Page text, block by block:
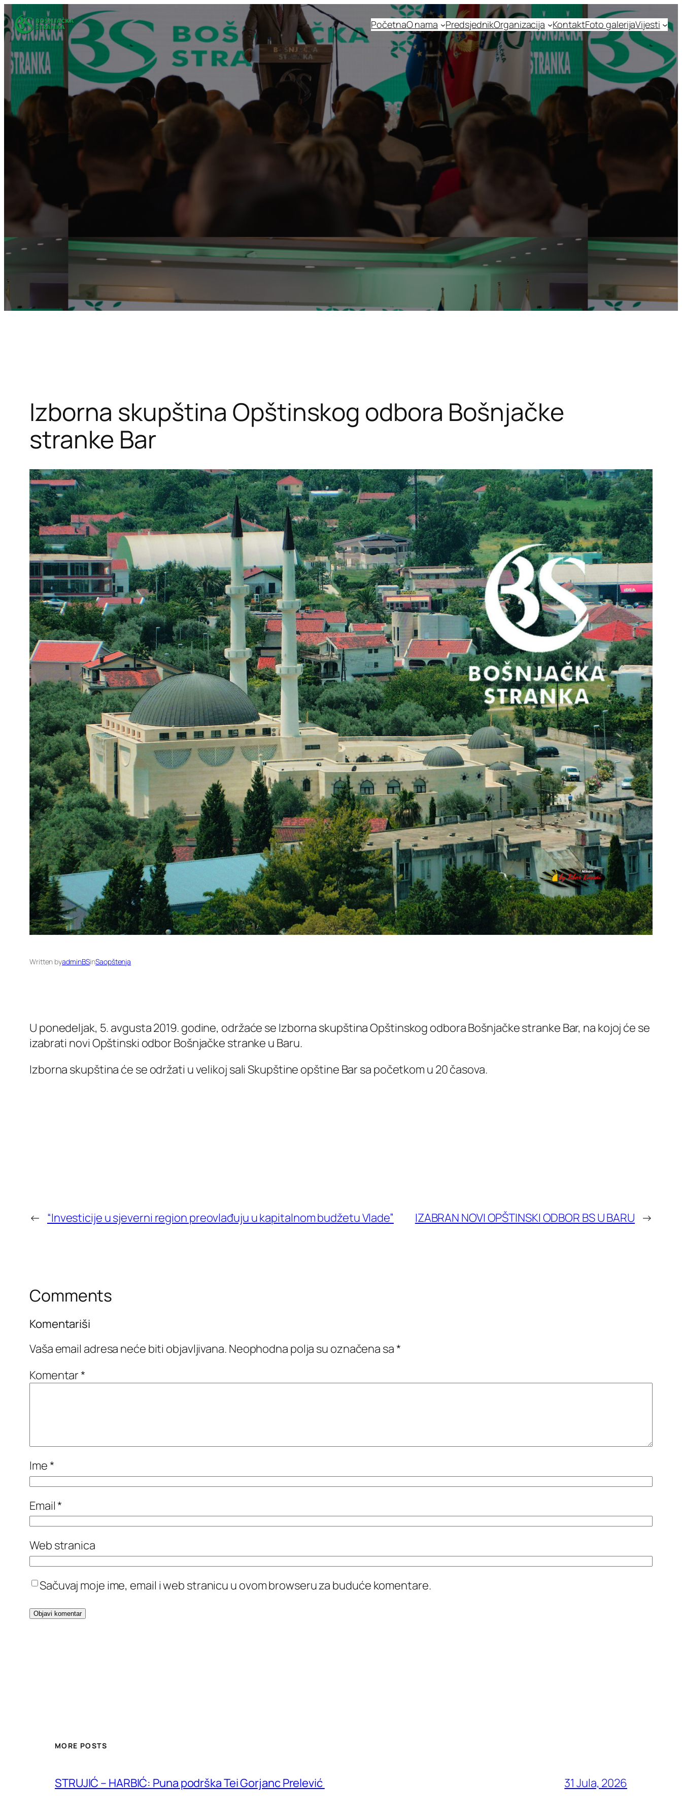
Idi
na
sadržaj
PočetnaO nama PredsjednikOrganizacija KontaktFoto galerijaVijesti
Izborna skupština Opštinskog odbora Bošnjačke
stranke Bar
Written byadminBSinSaopštenja
U ponedeljak, 5. avgusta 2019. godine, održaće se Izborna skupština Opštinskog odbora Bošnjačke stranke Bar, na kojoj će se
izabrati novi Opštinski odbor Bošnjačke stranke u Baru.
Izborna skupština će se održati u velikoj sali Skupštine opštine Bar sa početkom u 20 časova.
← “Investicije u sjeverni region preovlađuju u kapitalnom budžetu Vlade” IZABRAN NOVI OPŠTINSKI ODBOR BS U BARU →
Comments
Komentariši
Vaša email adresa neće biti objavljivana. Neophodna polja su označena sa*
Komentar*
Ime*
Email*
Web stranica
Sačuvaj moje ime, email i web stranicu u ovom browseru za buduće komentare.
MORE POSTS
STRUJIĆ – HARBIĆ: Puna podrška Tei Gorjanc Prelević 31 Jula, 2026